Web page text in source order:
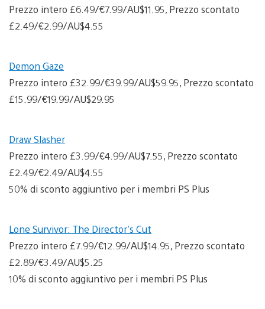
Prezzo intero £6.49/€7.99/AU$11.95, Prezzo scontato
£2.49/€2.99/AU$4.55
Demon Gaze
Prezzo intero £32.99/€39.99/AU$59.95, Prezzo scontato
£15.99/€19.99/AU$29.95
Draw Slasher
Prezzo intero £3.99/€4.99/AU$7.55, Prezzo scontato
£2.49/€2.49/AU$4.55
50% di sconto aggiuntivo per i membri PS Plus
Lone Survivor: The Director’s Cut
Prezzo intero £7.99/€12.99/AU$14.95, Prezzo scontato
£2.89/€3.49/AU$5.25
10% di sconto aggiuntivo per i membri PS Plus